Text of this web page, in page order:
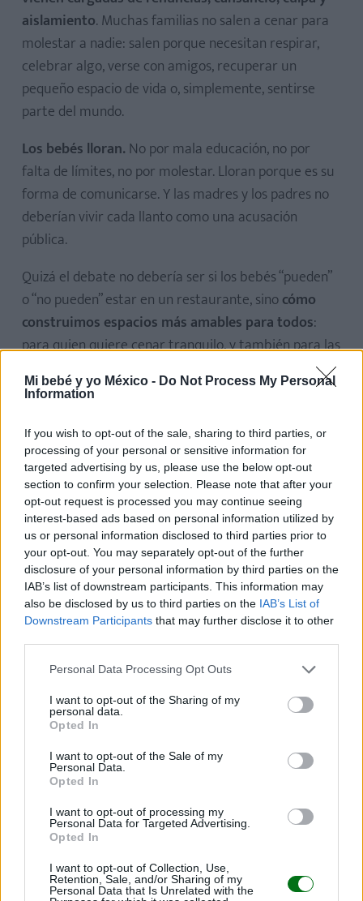
Mi bebé y yo México - Do Not Process My Personal
Information
If you wish to opt-out of the sale, sharing to third parties, or
processing of your personal or sensitive information for
targeted advertising by us, please use the below opt-out
section to confirm your selection. Please note that after your
opt-out request is processed you may continue seeing
interest-based ads based on personal information utilized by
us or personal information disclosed to third parties prior to
your opt-out. You may separately opt-out of the further
disclosure of your personal information by third parties on the
IAB’s list of downstream participants. This information may
also be disclosed by us to third parties on the IAB’s List of
Downstream Participants that may further disclose it to other
Personal Data Processing Opt Outs
I want to opt-out of the Sharing of my
personal data.
Opted In
I want to opt-out of the Sale of my
Personal Data.
Opted In
I want to opt-out of processing my
Personal Data for Targeted Advertising.
Opted In
I want to opt-out of Collection, Use,
Retention, Sale, and/or Sharing of my
Personal Data that Is Unrelated with the
aislamiento. Muchas familias no salen a cenar para
molestar a nadie: salen porque necesitan respirar,
celebrar algo, verse con amigos, recuperar un
pequeño espacio de vida o, simplemente, sentirse
parte del mundo.
Los bebés lloran. No por mala educación, no por
falta de límites, no por molestar. Lloran porque es su
forma de comunicarse. Y las madres y los padres no
deberían vivir cada llanto como una acusación
pública.
Quizá el debate no debería ser si los bebés “pueden”
o “no pueden” estar en un restaurante, sinocómo
construimos espacios más amables para todos:
para quien quiere cenar tranquilo, y también para las
familias que están criando y que no desaparecen de
la sociedad por tener un hijo.
Sin juicio, sin dramatizar y sin convertir cada llanto en
una batalla. Las madres y los padres recientes ya
hacen bastante cada día. Y, a veces, lo único que
necesitan no es que alguien les diga que se queden
en casa, sino un poco de empatía.
Te puede interesar…
lenguaje y un tono "infantilizados"?
LEER